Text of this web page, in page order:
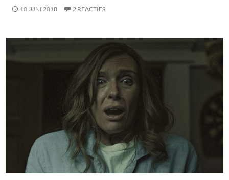
10 JUNI 2018 2 REACTIES